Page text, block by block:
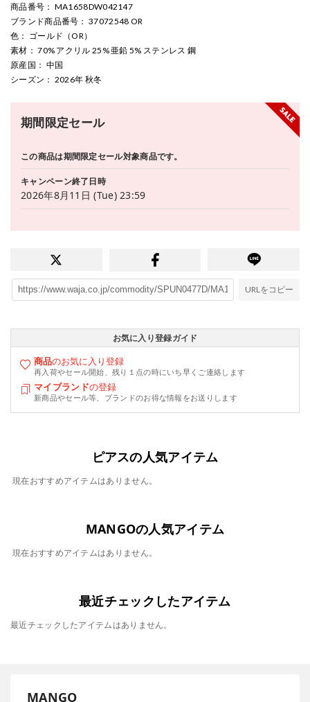
商品番号 ： MA1658DW042147
ブランド商品番号 ： 37072548 OR
色 ： ゴールド（OR）
素材 ： 70% アクリル 25% 亜鉛 5% ステンレス 鋼
原産国 ： 中国
シーズン ： 2026年 秋冬
期間限定セール
この商品は期間限定セール対象商品です。
キャンペーン終了日時
2026年8月11日 (Tue) 23:59
URLをコピー
お気に入り登録ガイド
商品のお気に入り登録
再入荷やセール開始、残り１点の時にいち早くご連絡します
マイブランドの登録
新商品やセール等、ブランドのお得な情報をお送りします
ピアスの人気アイテム
現在おすすめアイテムはありません。
MANGOの人気アイテム
現在おすすめアイテムはありません。
最近チェックしたアイテム
最近チェックしたアイテムはありません。
MANGO